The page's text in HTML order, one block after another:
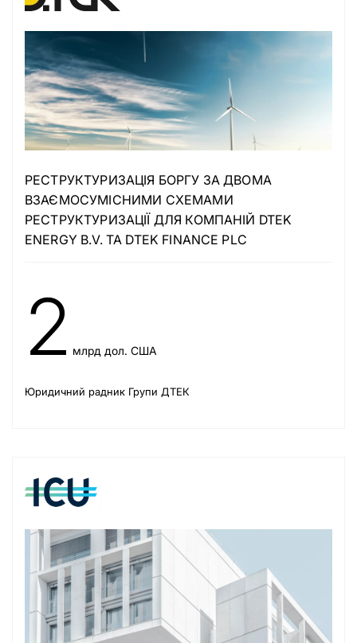
РЕСТРУКТУРИЗАЦІЯ БОРГУ ЗА ДВОМА
ВЗАЄМОСУМІСНИМИ СХЕМАМИ
РЕСТРУКТУРИЗАЦІЇ ДЛЯ КОМПАНІЙ DTEK
ENERGY B.V. ТА DTEK FINANCE PLC
2 млрд дол. США
Юридичний радник Групи ДТЕК